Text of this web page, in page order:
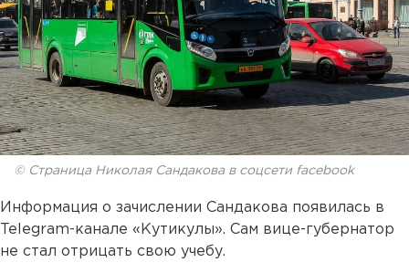
© Страница Николая Сандакова в соцсети facebook
Информация о зачислении Сандакова появилась в
Telegram-канале «Кутикулы». Сам вице-губернатор
не стал отрицать свою учебу.